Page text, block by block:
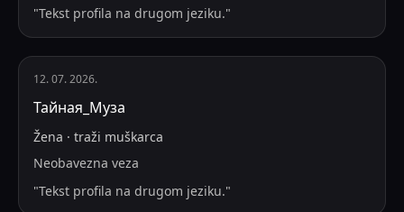
"Tekst profila na drugom jeziku."
12. 07. 2026.
Тайная_Муза
Žena · traži muškarca
Neobavezna veza
"Tekst profila na drugom jeziku."